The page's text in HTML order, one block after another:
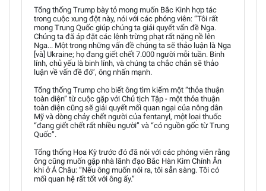
Tổng thống Trump bày tỏ mong muốn Bắc Kinh hợp tác
trong cuộc xung đột này, nói với các phóng viên: “Tôi rất
mong Trung Quốc giúp chúng ta giải quyết vấn đề Nga.
Chúng ta đã áp đặt các lệnh trừng phạt rất nặng nề lên
Nga... Một trong những vấn đề chúng ta sẽ thảo luận là Nga
[và] Ukraine; họ đang giết chết 7.000 người mỗi tuần. Binh
lính, chủ yếu là binh lính, và chúng ta chắc chắn sẽ thảo
luận về vấn đề đó”, ông nhấn mạnh.
Tổng thống Trump cho biết ông tìm kiếm một “thỏa thuận
toàn diện” từ cuộc gặp với Chủ tịch Tập - một thỏa thuận
toàn diện cũng sẽ giải quyết mối quan ngại của nông dân
Mỹ và dòng chảy chết người của fentanyl, một loại thuốc
“đang giết chết rất nhiều người” và “có nguồn gốc từ Trung
Quốc”.
Tổng thống Hoa Kỳ trước đó đã nói với các phóng viên rằng
ông cũng muốn gặp nhà lãnh đạo Bắc Hàn Kim Chính Ân
khi ở Á Châu: “Nếu ông muốn nói ra, tôi sẵn sàng. Tôi có
mối quan hệ rất tốt với ông ấy.”